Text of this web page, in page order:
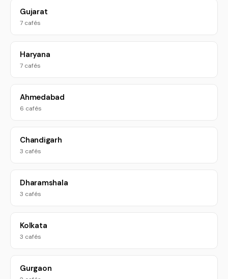
Gujarat
7 cafés
Haryana
7 cafés
Ahmedabad
6 cafés
Chandigarh
3 cafés
Dharamshala
3 cafés
Kolkata
3 cafés
Gurgaon